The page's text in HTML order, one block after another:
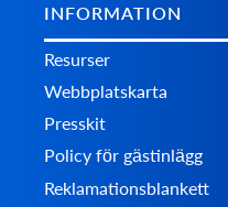
INFORMATION
Resurser
Webbplatskarta
Presskit
Policy för gästinlägg
Reklamationsblankett